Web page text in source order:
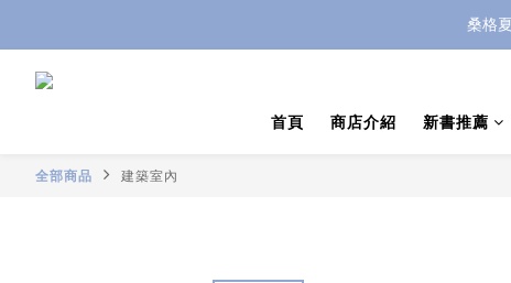
桑格
首頁 商店介紹 新書推薦
全部商品 建築室內